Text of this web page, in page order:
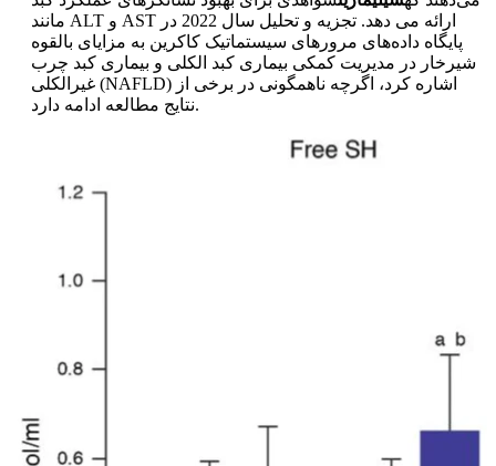
مانند ALT و AST ارائه می دهد. تجزیه و تحلیل سال 2022 در
پایگاه داده‌های مرورهای سیستماتیک کاکرین به مزایای بالقوه
شیرخار در مدیریت کمکی بیماری کبد الکلی و بیماری کبد چرب
غیرالکلی (NAFLD) اشاره کرد، اگرچه ناهمگونی در برخی از
نتایج مطالعه ادامه دارد.